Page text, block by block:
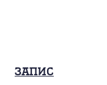
Запис